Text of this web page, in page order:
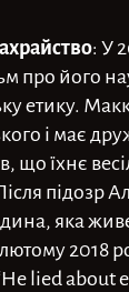
: У
про його
етику.
і має
що їхнє
підозр
яка
2018
lied about